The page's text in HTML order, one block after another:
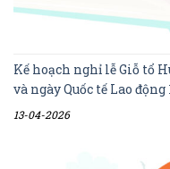
Kế hoạch nghỉ lễ Giỗ tổ
và ngày Quốc tế Lao
13-04-2026